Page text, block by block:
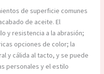
de superficie comunes
de aceite. El
y resistencia a la abrasión;
opciones de color; la
y cálida al tacto, y se puede
personales y el estilo